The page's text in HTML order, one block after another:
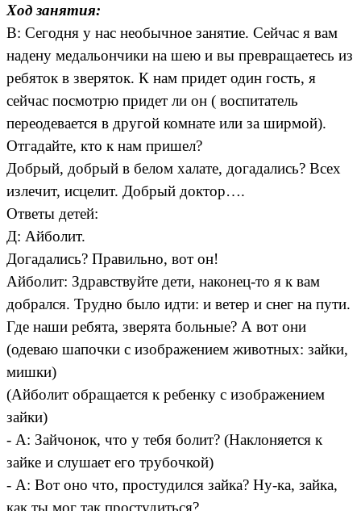
Ход занятия:
В: Сегодня у нас необычное занятие. Сейчас я вам
надену медальончики на шею и вы превращаетесь из
ребяток в зверяток. К нам придет один гость, я
сейчас посмотрю придет ли он ( воспитатель
переодевается в другой комнате или за ширмой).
Отгадайте, кто к нам пришел?
Добрый, добрый в белом халате, догадались? Всех
излечит, исцелит. Добрый доктор….
Ответы детей:
Д: Айболит.
Догадались? Правильно, вот он!
Айболит: Здравствуйте дети, наконец-то я к вам
добрался. Трудно было идти: и ветер и снег на пути.
Где наши ребята, зверята больные? А вот они
(одеваю шапочки с изображением животных: зайки,
мишки)
(Айболит обращается к ребенку с изображением
зайки)
- А: Зайчонок, что у тебя болит? (Наклоняется к
зайке и слушает его трубочкой)
- А: Вот оно что, простудился зайка? Ну-ка, зайка,
как ты мог так простудиться?